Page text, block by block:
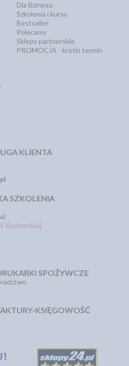
Dla Biznesu
Szkolenia i kursy
Bestseller
Polecamy
Sklepy partnerskie
PROMOCJA - krótki termin
KLIENTA
SZKOLENIA
Kucharskiej
SPOŻYWCZE
KSIĘGOWOŚĆ